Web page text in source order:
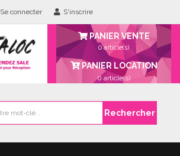
Se connecter S'inscrire
PANIER VENTE
0 article(s)
PANIER LOCATION
0 article(s)
Rechercher